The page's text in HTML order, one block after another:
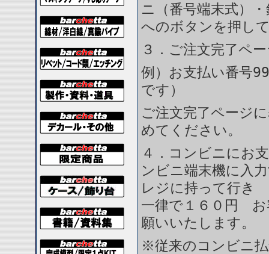
ニ（番号端末式）
へのボタンを押し
３．ご注文完了ペ
例）お支払い番号
です）
ご注文完了ページ
めてください。
４．コンビニにお
ンビニ端末機に入
レジに持って行き
一律で１６０円 お
願いいたします。
※従来のコンビニ